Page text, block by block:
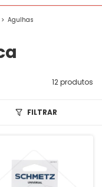
> Agulhas
12 produtos
FILTRAR